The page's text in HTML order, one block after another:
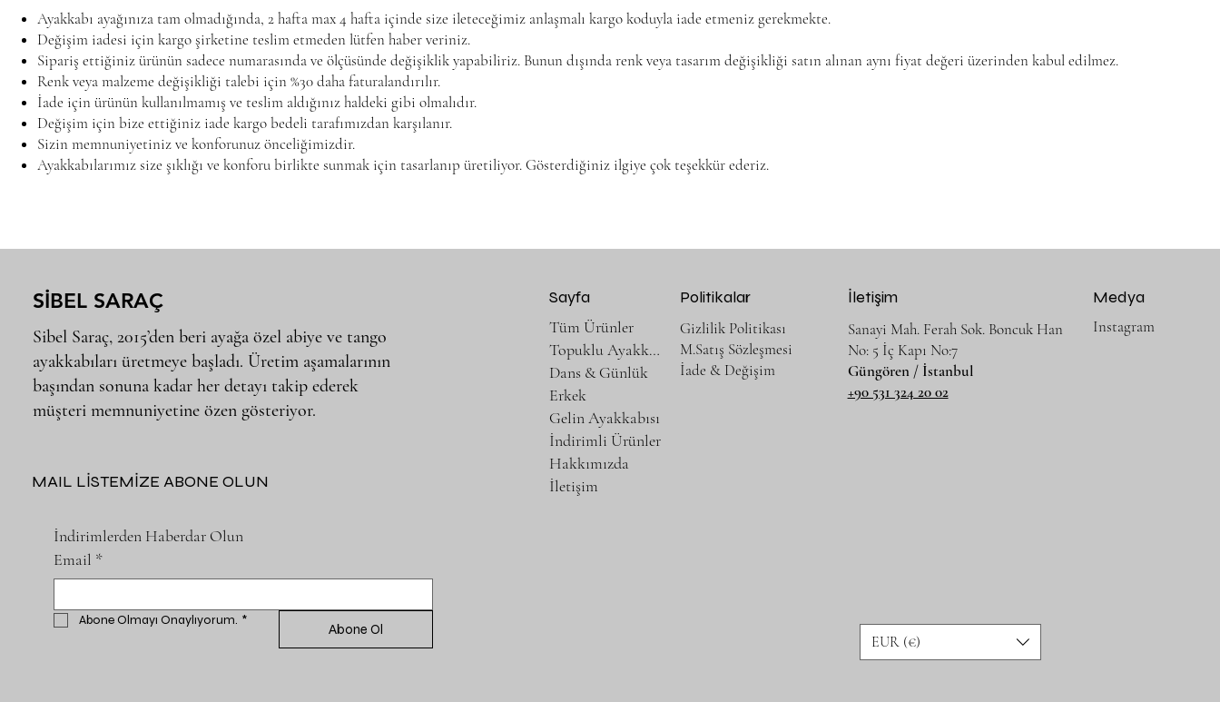
Ayakkabı ayağınıza tam olmadığında, 2 hafta max 4 hafta içinde size ileteceğimiz anlaşmalı kargo koduyla iade etmeniz gerekmekte.
Değişim iadesi için kargo şirketine teslim etmeden lütfen haber veriniz.
Sipariş ettiğiniz ürünün sadece numarasında ve ölçüsünde değişiklik yapabiliriz. Bunun dışında renk veya tasarım değişikliği satın alınan aynı fiyat değeri üzerinden kabul edilmez.
Renk veya malzeme değişikliği talebi için %30 daha faturalandırılır.
İade için ürünün kullanılmamış ve teslim aldığınız haldeki gibi olmalıdır.
Değişim için bize ettiğiniz iade kargo bedeli tarafımızdan karşılanır.
Sizin memnuniyetiniz ve konforunuz önceliğimizdir.
Ayakkabılarımız size şıklığı ve konforu birlikte sunmak için tasarlanıp üretiliyor. Gösterdiğiniz ilgiye çok teşekkür ederiz.
SİBEL SARAÇ
Sibel Saraç, 2015’den beri ayağa özel abiye ve tango
ayakkabıları üretmeye başladı. Üretim aşamalarının
başından sonuna kadar her detayı takip ederek
müşteri memnuniyetine özen gösteriyor.
MAIL LİSTEMİZE ABONE OLUN
İndirimlerden Haberdar Olun
Email *
Abone Olmayı Onaylıyorum. *
Abone Ol
Sayfa
Tüm Ürünler
Topuklu Ayakkabılar
Dans & Günlük
Erkek
Gelin Ayakkabısı
İndirimli Ürünler
Hakkımızda
İletişim
Politikalar
Gizlilik Politikası
M.Satış Sözleşmesi
İade & Değişim
İletişim
Sanayi Mah. Ferah Sok. Boncuk Han
No: 5 İç Kapı No:7
Güngören / İstanbul
+90 531 324 20 02
EUR (€)
Medya
Instagram